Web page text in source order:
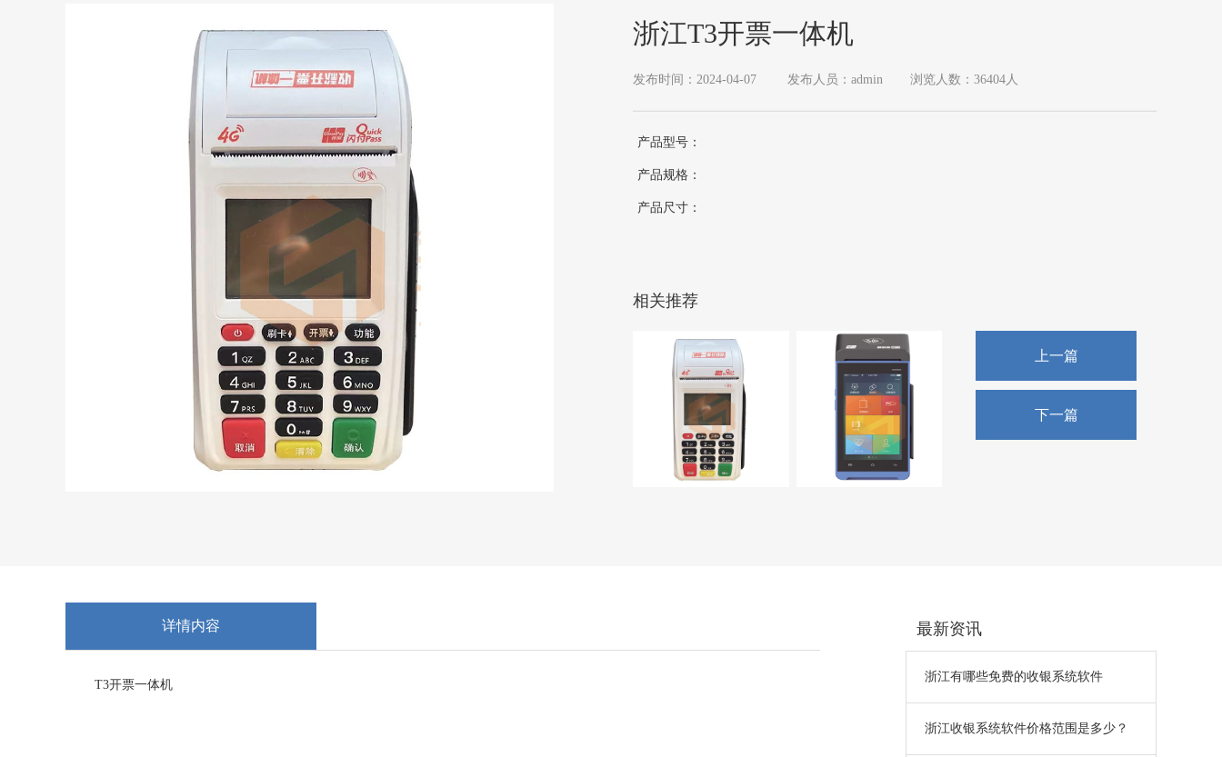
浙江T3开票一体机
发布时间：2024-04-07 发布人员：admin 浏览人数：36404人
产品型号：
产品规格：
产品尺寸：
相关推荐
上一篇
下一篇
详情内容
T3开票一体机
最新资讯
浙江有哪些免费的收银系统软件
浙江收银系统软件价格范围是多少？